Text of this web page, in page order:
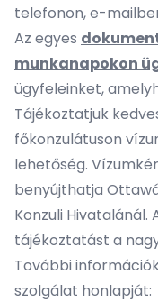
telefonon, e-
Az egyes
munkanapokon
ügyfeleinket,
Tájékoztatjuk
főkonzulátuson
lehetőség.
benyújthatja
Konzuli
tájékoztatást a
További
szolgálat honlapját: